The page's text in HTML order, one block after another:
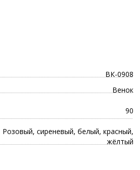
ВК-0908
Венок
90
Розовый, сиреневый, белый, красный,
жёлтый